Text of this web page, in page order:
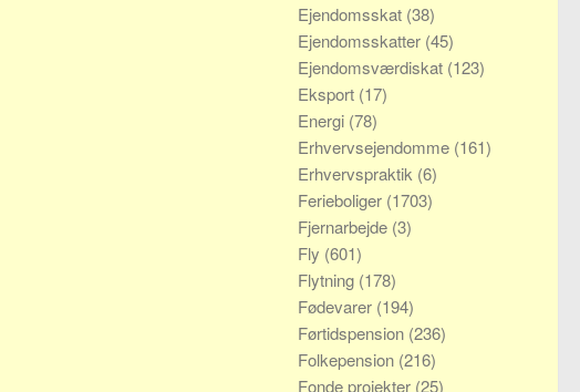
Ejendomsskat (38)
Ejendomsskatter (45)
Ejendomsværdiskat (123)
Eksport (17)
Energi (78)
Erhvervsejendomme (161)
Erhvervspraktik (6)
Ferieboliger (1703)
Fjernarbejde (3)
Fly (601)
Flytning (178)
Fødevarer (194)
Førtidspension (236)
Folkepension (216)
Fonde projekter (25)